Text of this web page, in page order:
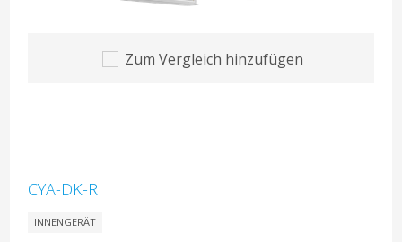
Zum Vergleich hinzufügen
CYA-DK-R
INNENGERÄT